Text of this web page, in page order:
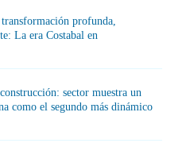
profunda,
La era Costabal en
sector muestra un
como el segundo más dinámico